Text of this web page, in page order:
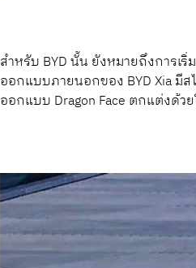
สำหรับ BYD นั้น ยังหมายถึงการเ
ออกแบบภายนอกของ BYD Xia มี
ออกแบบ Dragon Face ตกแต่งด้